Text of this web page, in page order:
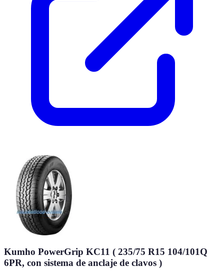
Kumho PowerGrip KC11 ( 235/75 R15 104/101Q
6PR, con sistema de anclaje de clavos )